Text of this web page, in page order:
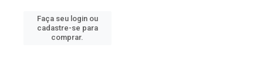
Faça seu login ou
cadastre-se para
comprar.